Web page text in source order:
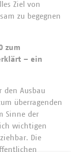
Ziel von
zu begegnen
zum
– ein
den Ausbau
überragenden
Sinne der
wichtigen
Die